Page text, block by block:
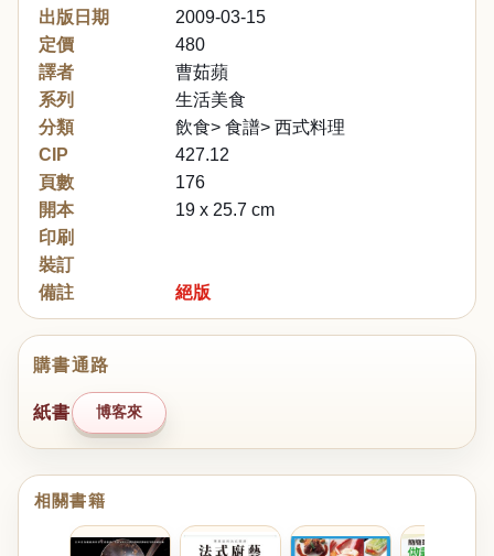
出版日期
2009-03-15
定價
480
譯者
曹茹蘋
系列
生活美食
分類
飲食> 食譜> 西式料理
CIP
427.12
頁數
176
開本
19 x 25.7 cm
印刷
裝訂
備註
絕版
購書通路
紙書 博客來
相關書籍